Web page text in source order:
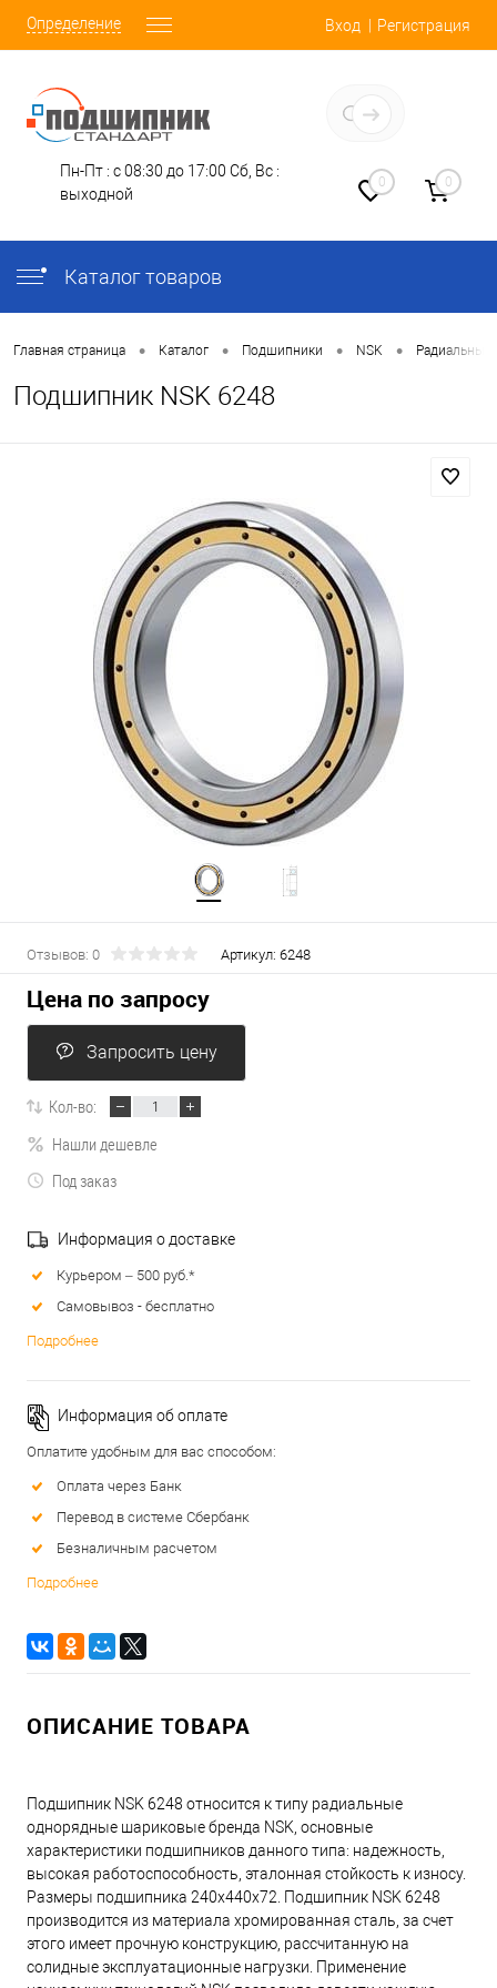
Определение Вход Регистрация
Пн-Пт : с 08:30 до 17:00 Сб, Вс :
выходной
0 0
Каталог товаров
Главная страница • Каталог • Подшипники • NSK •
Подшипник NSK 6248
Отзывов: 0 Артикул: 6248
Цена по запросу
Запросить цену
Кол-во:
Нашли дешевле
Под заказ
Информация о доставке
Курьером – 500 руб.*
Самовывоз - бесплатно
Подробнее
Информация об оплате
Оплатите удобным для вас способом:
Оплата через Банк
Перевод в системе Сбербанк
Безналичным расчетом
Подробнее
ОПИСАНИЕ ТОВАРА
Подшипник NSK 6248 относится к типу радиальные
однорядные шариковые бренда NSK, основные
характеристики подшипников данного типа: надежность,
высокая работоспособность, эталонная стойкость к износу.
Размеры подшипника 240x440x72. Подшипник NSK 6248
производится из материала хромированная сталь, за счет
этого имеет прочную конструкцию, рассчитанную на
солидные эксплуатационные нагрузки. Применение